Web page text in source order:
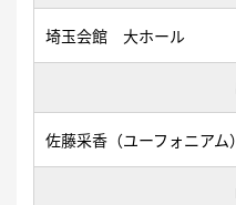
埼玉会館 大ホール
佐藤采香（ユーフォニアム